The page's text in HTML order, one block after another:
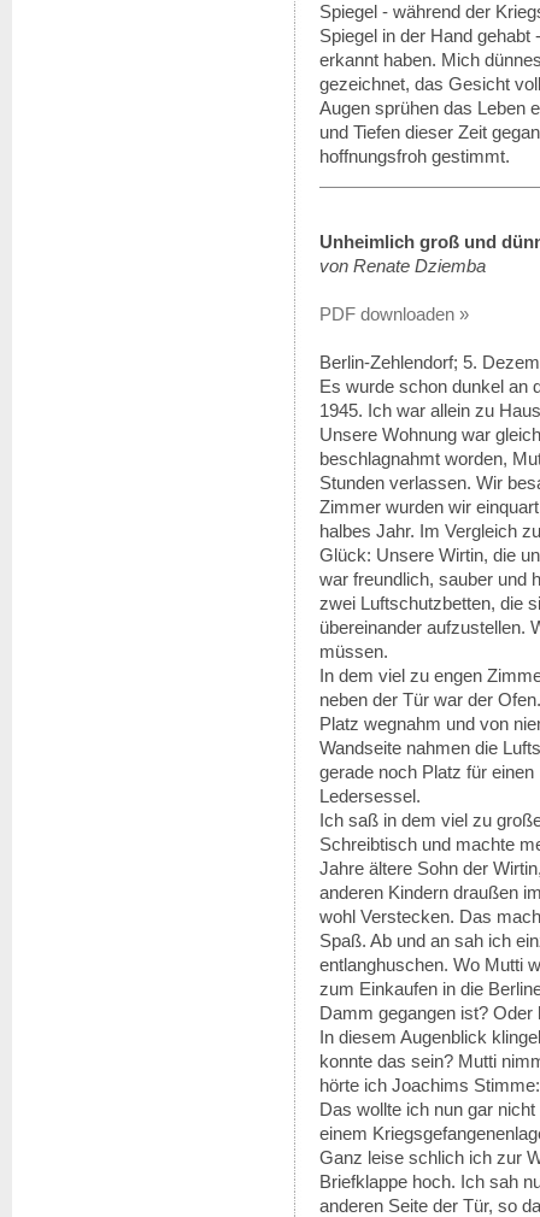
Spiegel - während der
Spiegel in der Hand
erkannt haben. Mich
gezeichnet, das Gesicht
Augen sprühen das Leben
und Tiefen dieser Zeit
hoffnungsfroh gestimmt.
Unheimlich groß und
von Renate Dziemba
PDF downloaden »
Berlin-Zehlendorf; 5.
Es wurde schon dunkel an
1945. Ich war allein zu
Unsere Wohnung war
beschlagnahmt worden,
Stunden verlassen. Wir
Zimmer wurden wir
halbes Jahr. Im Vergleich
Glück: Unsere Wirtin, die
war freundlich, sauber und
zwei Luftschutzbetten, die
übereinander aufzustellen.
müssen.
In dem viel zu engen
neben der Tür war der
Platz wegnahm und von
Wandseite nahmen die
gerade noch Platz für
Ledersessel.
Ich saß in dem viel zu
Schreibtisch und machte
Jahre ältere Sohn der
anderen Kindern draußen
wohl Verstecken. Das
Spaß. Ab und an sah ich
entlanghuschen. Wo Mutti
zum Einkaufen in die
Damm gegangen ist?
In diesem Augenblick
konnte das sein? Mutti
hörte ich Joachims
Das wollte ich nun gar
einem
Ganz leise schlich ich zur
Briefklappe hoch. Ich sah
anderen Seite der Tür, so